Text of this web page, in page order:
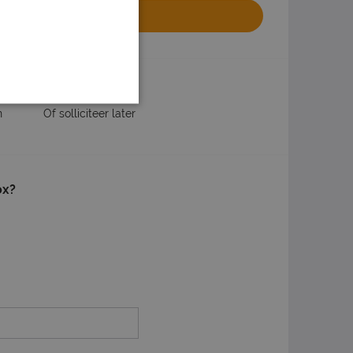
van het uitzendbureau
Of solliciteer later